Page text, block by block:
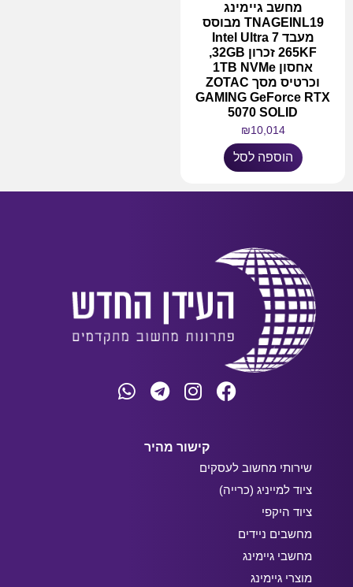
מחשב גיימינג
TNAGEINL19 מבוסס
מעבד Intel Ultra 7
265KF זכרון 32GB,
אחסון 1TB NVMe
וכרטיס מסך ZOTAC
GAMING GeForce RTX
5070 SOLID
₪10,014
הוספה לסל
קישור מהיר
שירותי מחשוב לעסקים
ציוד למייניג (כרייה)
ציוד היקפי
מחשבים ניידים
מחשבי גיימינג
מוצרי גיימינג